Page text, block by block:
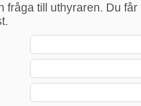
fråga till uthyraren. Du får